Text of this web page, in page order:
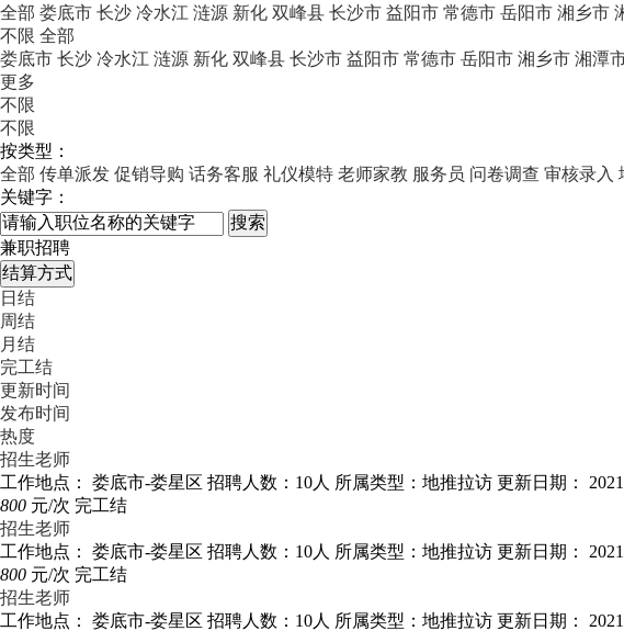
全部 娄底市 长沙 冷水江 涟源 新化 双峰县 长沙市 益阳市 常德市 岳阳市 湘乡市
不限 全部
娄底市 长沙 冷水江 涟源 新化 双峰县 长沙市 益阳市 常德市 岳阳市 湘乡市 湘潭
更多
不限
不限
按类型：
全部 传单派发 促销导购 话务客服 礼仪模特 老师家教 服务员 问卷调查 审核录入
关键字：
兼职招聘
日结
周结
月结
完工结
更新时间
发布时间
热度
招生老师
工作地点： 娄底市-娄星区 招聘人数：10人 所属类型：地推拉访 更新日期：
800 元/次 完工结
招生老师
工作地点： 娄底市-娄星区 招聘人数：10人 所属类型：地推拉访 更新日期：
800 元/次 完工结
招生老师
工作地点： 娄底市-娄星区 招聘人数：10人 所属类型：地推拉访 更新日期：